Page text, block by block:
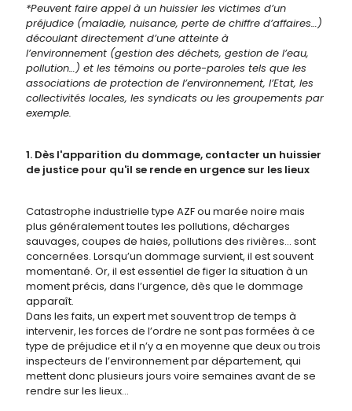
*Peuvent faire appel à un huissier les victimes d’un
préjudice (maladie, nuisance, perte de chiffre d’affaires…)
découlant directement d’une atteinte à
l’environnement (gestion des déchets, gestion de l’eau,
pollution…) et les témoins ou porte-paroles tels que les
associations de protection de l’environnement, l’Etat, les
collectivités locales, les syndicats ou les groupements par
exemple.
1. Dès l'apparition du dommage, contacter un huissier
de justice pour qu'il se rende en urgence sur les lieux
Catastrophe industrielle type AZF ou marée noire mais
plus généralement toutes les pollutions, décharges
sauvages, coupes de haies, pollutions des rivières… sont
concernées. Lorsqu’un dommage survient, il est souvent
momentané. Or, il est essentiel de figer la situation à un
moment précis, dans l’urgence, dès que le dommage
apparaît.
Dans les faits, un expert met souvent trop de temps à
intervenir, les forces de l’ordre ne sont pas formées à ce
type de préjudice et il n’y a en moyenne que deux ou trois
inspecteurs de l’environnement par département, qui
mettent donc plusieurs jours voire semaines avant de se
rendre sur les lieux...